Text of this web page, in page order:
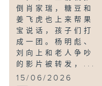
倒肖家瑞，糖豆和
姜飞虎也上来帮果
宝说话，孩子们打
成一团。杨明彪、
刘向上和老人争吵
的影片被转发，...
15/06/2026